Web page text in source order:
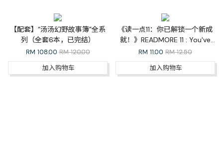
【配套】“汤汤幻野故事簿”全系
列（全套6本，已完结）
RM 108.00 RM 120.00
加入购物车
《读一点11：你已解锁一个新成
就！》READMORE 11 : You've
Unlocked a New Achievement!
RM 11.00 RM 12.50
加入购物车